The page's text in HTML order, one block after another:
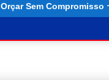
Orçar Sem Compromisso